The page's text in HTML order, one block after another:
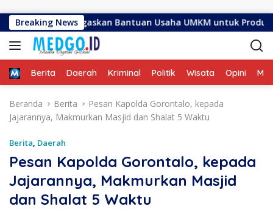
Breaking News
Tegaskan Bantuan Usaha UMKM untuk Produksi, Bukan
HomeBerita Daerah Kriminal Politik Wisata Opini
Beranda Berita
Pesan Kapolda Gorontalo, kepada
Jajarannya, Makmurkan Masjid dan Shalat 5 Waktu
Berita, Daerah
Pesan Kapolda Gorontalo, kepada
Jajarannya, Makmurkan Masjid
dan Shalat 5 Waktu